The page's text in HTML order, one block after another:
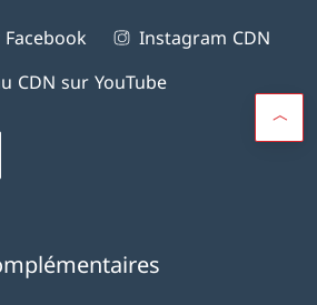
Instagram CDN
CDN sur YouTube